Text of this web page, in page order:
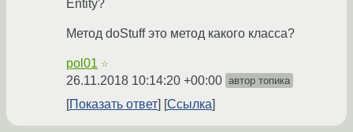
Entity?
Метод doStuff это метод какого класса?
pol01 ☆
26.11.2018 10:14:20 +00:00 автор топика
Показать ответ Ссылка